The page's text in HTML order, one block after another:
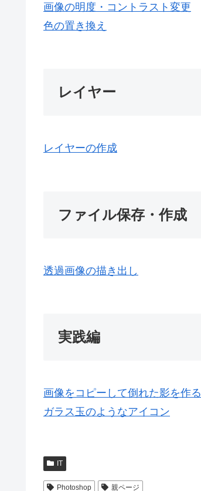
画像の明度・コントラスト変更
色の置き換え
レイヤー
レイヤーの作成
ファイル保存・作成
透過画像の描き出し
実践編
画像をコピーして倒れた影を作る
ガラス玉のようなアイコン
IT
Photoshop 親ページ